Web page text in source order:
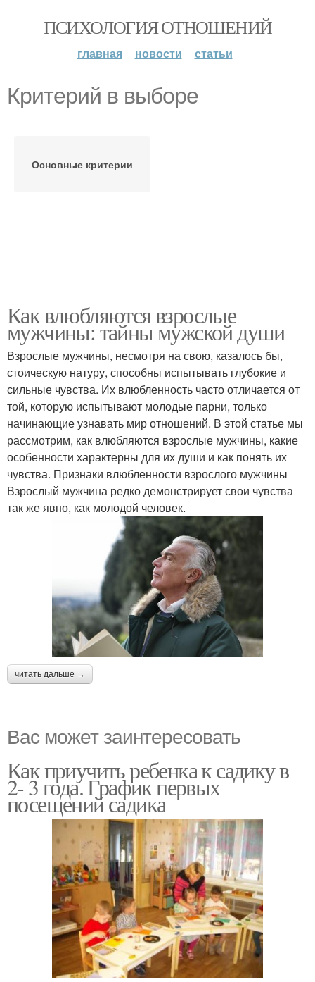
ПСИХОЛОГИЯ ОТНОШЕНИЙ
главная новости статьи
Критерий в выборе
Основные критерии
Как влюбляются взрослые
мужчины: тайны мужской души
Взрослые мужчины, несмотря на свою, казалось бы,
стоическую натуру, способны испытывать глубокие и
сильные чувства. Их влюбленность часто отличается от
той, которую испытывают молодые парни, только
начинающие узнавать мир отношений. В этой статье мы
рассмотрим, как влюбляются взрослые мужчины, какие
особенности характерны для их души и как понять их
чувства. Признаки влюбленности взрослого мужчины
Взрослый мужчина редко демонстрирует свои чувства
так же явно, как молодой человек.
читать дальше →
Вас может заинтересовать
Как приучить ребенка к садику в
2- 3 года. График первых
посещений садика